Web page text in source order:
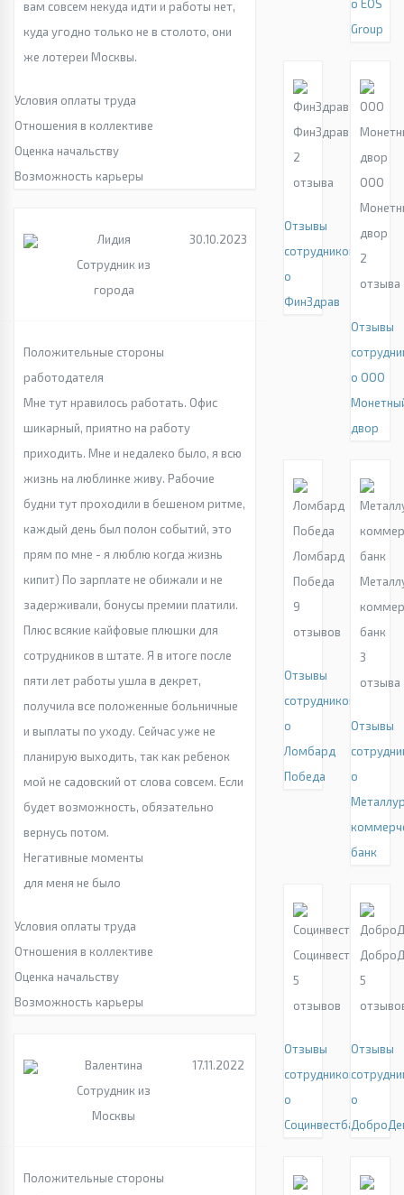
вам совсем некуда идти и работы нет,
куда угодно только не в столото, они
же лотереи Москвы.
Условия оплаты труда
Отношения в коллективе
Оценка начальству
Возможность карьеры
Лидия
Сотрудник из
города
30.10.2023
Положительные стороны
работодателя
Мне тут нравилось работать. Офис
шикарный, приятно на работу
приходить. Мне и недалеко было, я всю
жизнь на люблинке живу. Рабочие
будни тут проходили в бешеном ритме,
каждый день был полон событий, это
прям по мне - я люблю когда жизнь
кипит) По зарплате не обижали и не
задерживали, бонусы премии платили.
Плюс всякие кайфовые плюшки для
сотрудников в штате. Я в итоге после
пяти лет работы ушла в декрет,
получила все положенные больничные
и выплаты по уходу. Сейчас уже не
планирую выходить, так как ребенок
мой не садовский от слова совсем. Если
будет возможность, обязательно
вернусь потом.
Негативные моменты
для меня не было
Условия оплаты труда
Отношения в коллективе
Оценка начальству
Возможность карьеры
Валентина
Сотрудник из
Москвы
17.11.2022
Положительные стороны
о EOS
Group
ФинЗдрав
2
отзыва
Отзывы
сотрудников
о
ФинЗдрав
ООО
двор
2
отзыва
Отзывы
о ООО
двор
Ломбард
Победа
9
отзывов
Отзывы
сотрудников
о
Ломбард
Победа
банк
3
отзыва
Отзывы
о
банк
Социнвестбанк
5
отзывов
Отзывы
сотрудников
о
Социнвестбанк
5
Отзывы
о